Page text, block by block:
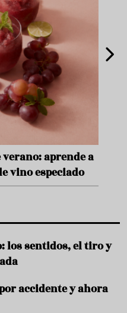
aprende a
vino especiado
los sentidos, el tiro y
accidente y ahora